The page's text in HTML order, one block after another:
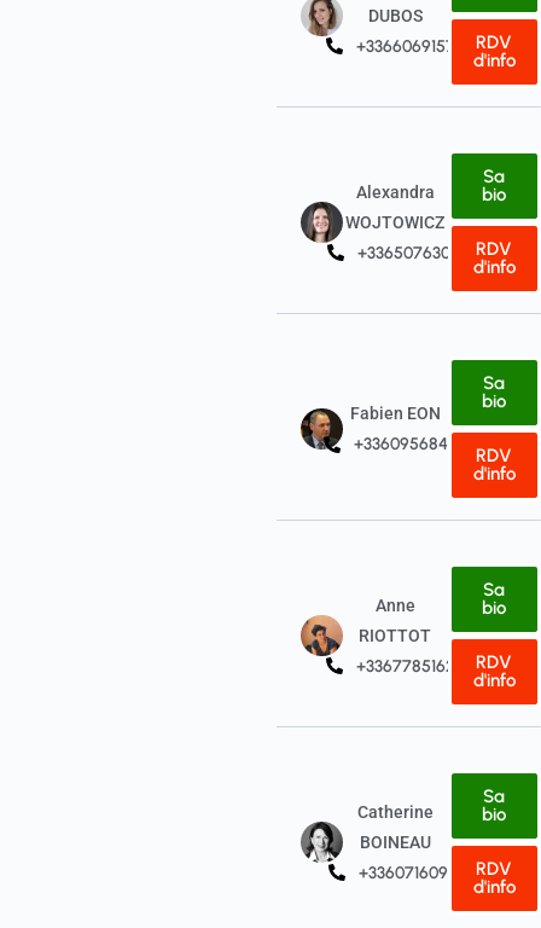
DUBOS
+33660691574
RDV
d'info
Alexandra
WOJTOWICZ
+33650763031
Sa
bio
RDV
d'info
Fabien EON
+33609568484
Sa
bio
RDV
d'info
Anne
RIOTTOT
+33677851628
Sa
bio
RDV
d'info
Catherine
BOINEAU
+33607160951
Sa
bio
RDV
d'info